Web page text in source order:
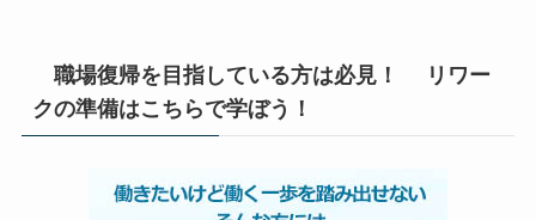
職場復帰を目指している方は必見！ リワー
クの準備はこちらで学ぼう！